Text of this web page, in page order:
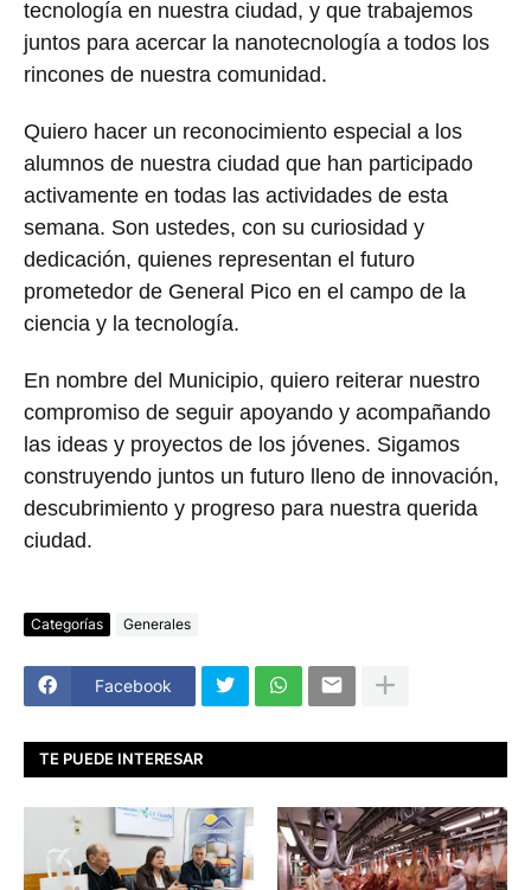
tecnología en nuestra ciudad, y que trabajemos
juntos para acercar la nanotecnología a todos los
rincones de nuestra comunidad.
Quiero hacer un reconocimiento especial a los
alumnos de nuestra ciudad que han participado
activamente en todas las actividades de esta
semana. Son ustedes, con su curiosidad y
dedicación, quienes representan el futuro
prometedor de General Pico en el campo de la
ciencia y la tecnología.
En nombre del Municipio, quiero reiterar nuestro
compromiso de seguir apoyando y acompañando
las ideas y proyectos de los jóvenes. Sigamos
construyendo juntos un futuro lleno de innovación,
descubrimiento y progreso para nuestra querida
ciudad.
Categorías Generales
Facebook
TE PUEDE INTERESAR